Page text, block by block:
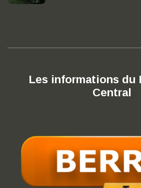
Les informations du
Central